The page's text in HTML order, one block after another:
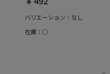
バリエーション：なし
在庫：○